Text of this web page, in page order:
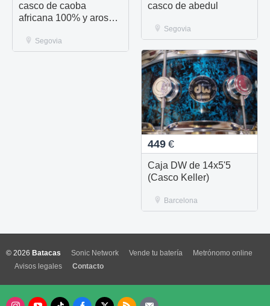
casco de caoba
africana 100% y aros
Segovia
casco de abedul
Segovia
449 €
Caja DW de 14x5'5
(Casco Keller)
Barcelona
© 2026 Batacas Sonic Network Vende tu batería
Metrónomo online
Avisos legales
Contacto